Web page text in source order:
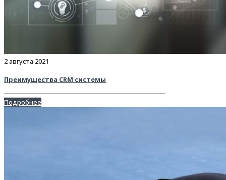
2 августа 2021
Преимущества CRM системы
Подробнее